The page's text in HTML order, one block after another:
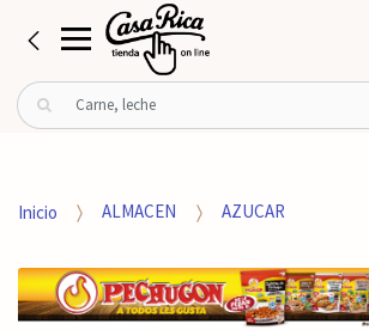
B
u
r
o
r
:
Inicio ALMACEN AZUCAR